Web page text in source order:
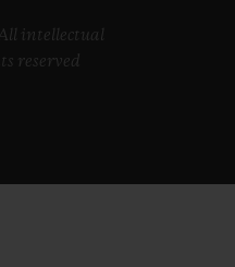
intellectual
reserved